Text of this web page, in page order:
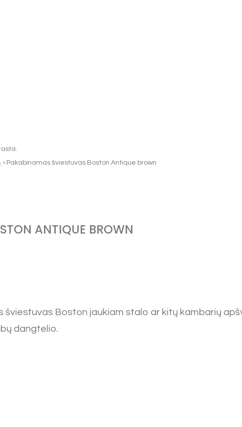
› Pakabinamas šviestuvas Boston Antique brown
ANTIQUE BROWN
Boston jaukiam stalo ar kitų kambarių
dangtelio.